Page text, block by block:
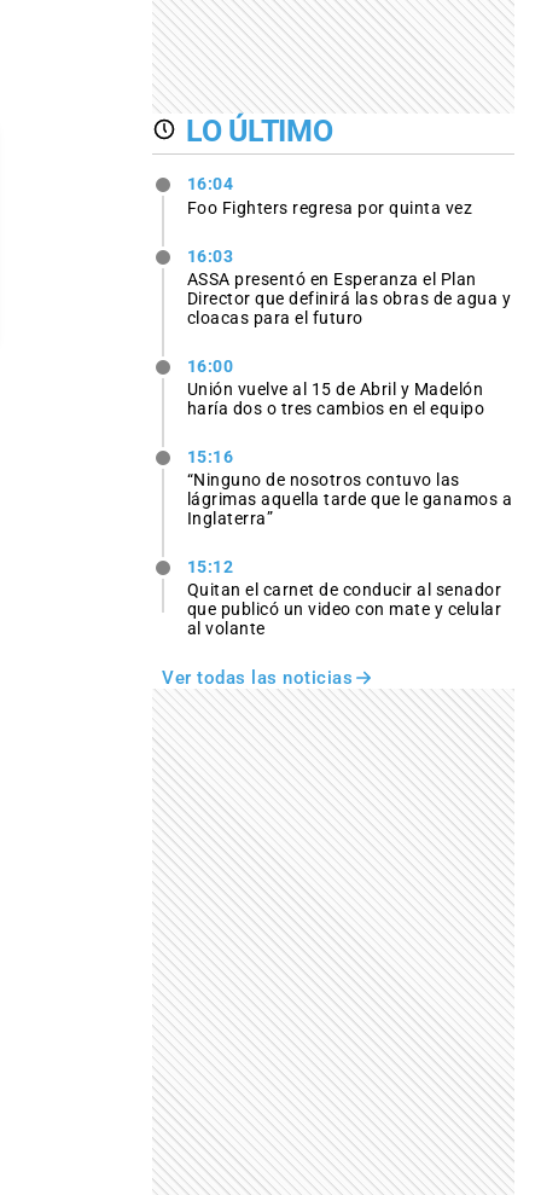
LO ÚLTIMO
16:04
Foo Fighters regresa por quinta vez
16:03
ASSA presentó en Esperanza el Plan
Director que definirá las obras de agua y
cloacas para el futuro
16:00
Unión vuelve al 15 de Abril y Madelón
haría dos o tres cambios en el equipo
15:16
“Ninguno de nosotros contuvo las
lágrimas aquella tarde que le ganamos a
Inglaterra”
15:12
Quitan el carnet de conducir al senador
que publicó un video con mate y celular
al volante
Ver todas las noticias